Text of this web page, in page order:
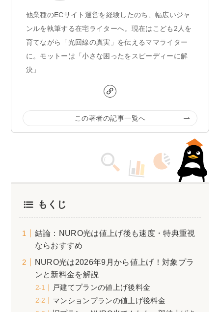
他業種のECサイト運営を経験したのち、幅広いジャ
ンルを執筆する在宅ライターへ。現在はこども2人を
育てながら「光回線の真実」を伝えるママライター
に。モットーは「小さな困ったをスピーディーに解
決」
この著者の記事一覧へ
もくじ
結論：NURO光は値上げ後も速度・特典重視
ならおすすめ
NURO光は2026年9月から値上げ！対象プラ
ンと新料金を解説
戸建てプランの値上げ後料金
マンションプランの値上げ後料金